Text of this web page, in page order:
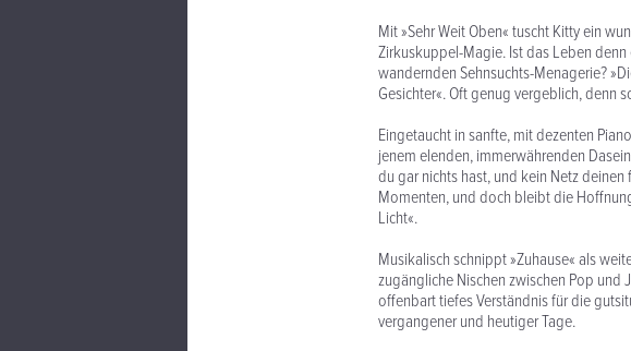
Mit »Sehr Weit Oben« tuscht Kitty ein
Zirkuskuppel-Magie. Ist das Leben
wandernden Sehnsuchts-Menagerie?
Gesichter«. Oft genug vergeblich, denn
Eingetaucht in sanfte, mit dezenten
jenem elenden, immerwährenden
du gar nichts hast, und kein Netz deinen
Momenten, und doch bleibt die
Licht«.
Musikalisch schnippt »Zuhause« als
zugängliche Nischen zwischen Pop und
offenbart tiefes Verständnis für die
vergangener und heutiger Tage.